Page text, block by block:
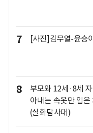
7 [사진]김무열-윤승
8
부모와 12세·8세
아내는 속옷만 입
(실화탐사대)